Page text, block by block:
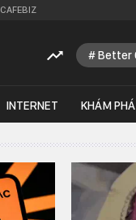
CAFEBIZ
Better
INTERNET KHÁM PHÁ